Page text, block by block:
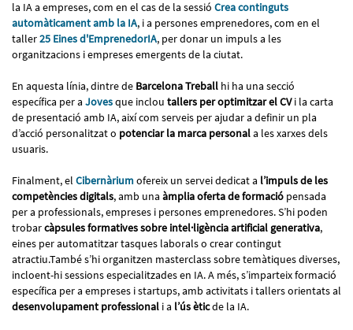
la IA a empreses, com en el cas de la sessió Crea continguts
automàticament amb la IA, i a persones emprenedores, com en el
taller25 Eines d'EmprenedorIA, per donar un impuls a les
organitzacions i empreses emergents de la ciutat.
En aquesta línia, dintre de Barcelona Treball hi ha una secció
específica per a Jovesque inclou tallers per optimitzar el CVi la carta
de presentació amb IA, així com serveis per ajudar a definir un pla
d’acció personalitzat o potenciar la marca personala les xarxes dels
usuaris.
Finalment, el Cibernàriumofereix un servei dedicat a l’impuls de les
competències digitals, amb una àmplia oferta de formació pensada
per a professionals, empreses i persones emprenedores. S’hi poden
trobarcàpsules formatives sobre intel·ligència artificial generativa,
eines per automatitzar tasques laborals o crear contingut
atractiu.També s’hi organitzen masterclass sobre temàtiques diverses,
incloent-hi sessions especialitzades en IA. A més, s’imparteix formació
específica per a empreses i startups, amb activitats i tallers orientats al
desenvolupament professional i a l’ús èticde la IA.